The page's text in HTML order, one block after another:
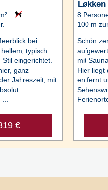
bei
typisch
eingerichtet.
ganz
Jahreszeit, mit
€
Løkken
8
100 m
Schön
mit
Hier liegt
entfernt